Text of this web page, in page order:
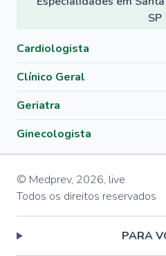
SP
Cardiologista
Clínico Geral
Geriatra
Ginecologista
© Medprev, 2026, live
Todos os direitos reservados
PARA